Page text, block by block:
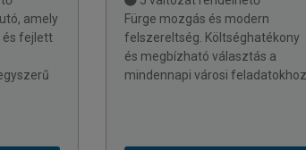
amely
és fejlett
Fürge mozgás és modern
felszereltség. Költséghatékony
és megbízható választás a
mindennapi városi feladatokhoz.